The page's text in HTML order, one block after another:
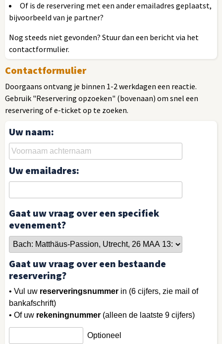
Of is de reservering met een ander emailadres geplaatst,
bijvoorbeeld van je partner?
Nog steeds niet gevonden? Stuur dan een bericht via het
contactformulier.
Contactformulier
Doorgaans ontvang je binnen 1-2 werkdagen een reactie.
Gebruik "Reservering opzoeken" (bovenaan) om snel een
reservering of e-ticket op te zoeken.
Uw naam:
Uw emailadres:
Gaat uw vraag over een specifiek
evenement?
Gaat uw vraag over een bestaande
reservering?
• Vul uw reserveringsnummer in (6 cijfers, zie mail of
bankafschrift)
• Of uw rekeningnummer (alleen de laatste 9 cijfers)
Optioneel